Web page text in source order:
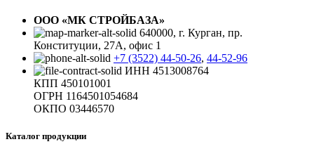
ООО «МК СТРОЙБАЗА»
640000, г. Курган, пр.
Конституции, 27А, офис 1
+7 (3522) 44-50-26, 44-52-96
ИНН 4513008764
КПП 450101001
ОГРН 1164501054684
ОКПО 03446570
Каталог продукции